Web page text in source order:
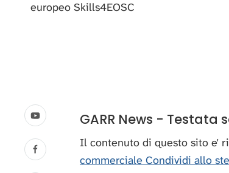
europeo Skills4EOSC
GARR News - Testata
Il contenuto di questo sito e'
commerciale Condividi allo